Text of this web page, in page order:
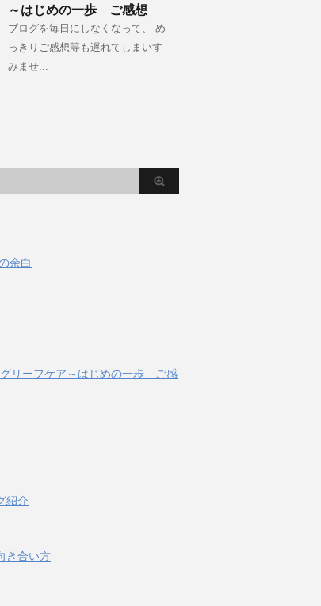
～はじめの一歩 ご感想
ブログを毎日にしなくなって、 め
っきりご感想等も遅れてしまいす
みませ...
余白
リーフケア～はじめの一歩 ご感
紹介
き合い方